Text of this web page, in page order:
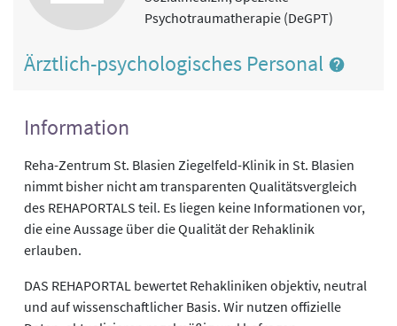
Psychotraumatherapie (DeGPT)
Ärztlich-psychologisches Personal
Information
Reha-Zentrum St. Blasien Ziegelfeld-Klinik in St. Blasien
nimmt bisher nicht am transparenten Qualitätsvergleich
des REHAPORTALS teil. Es liegen keine Informationen vor,
die eine Aussage über die Qualität der Rehaklinik
erlauben.
DAS REHAPORTAL bewertet Rehakliniken objektiv, neutral
und auf wissenschaftlicher Basis. Wir nutzen offizielle